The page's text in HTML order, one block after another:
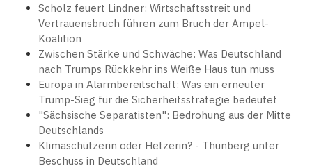
Scholz feuert Lindner: Wirtschaftsstreit und
Vertrauensbruch führen zum Bruch der Ampel-
Koalition
Zwischen Stärke und Schwäche: Was Deutschland
nach Trumps Rückkehr ins Weiße Haus tun muss
Europa in Alarmbereitschaft: Was ein erneuter
Trump-Sieg für die Sicherheitsstrategie bedeutet
"Sächsische Separatisten": Bedrohung aus der Mitte
Deutschlands
Klimaschützerin oder Hetzerin? - Thunberg unter
Beschuss in Deutschland